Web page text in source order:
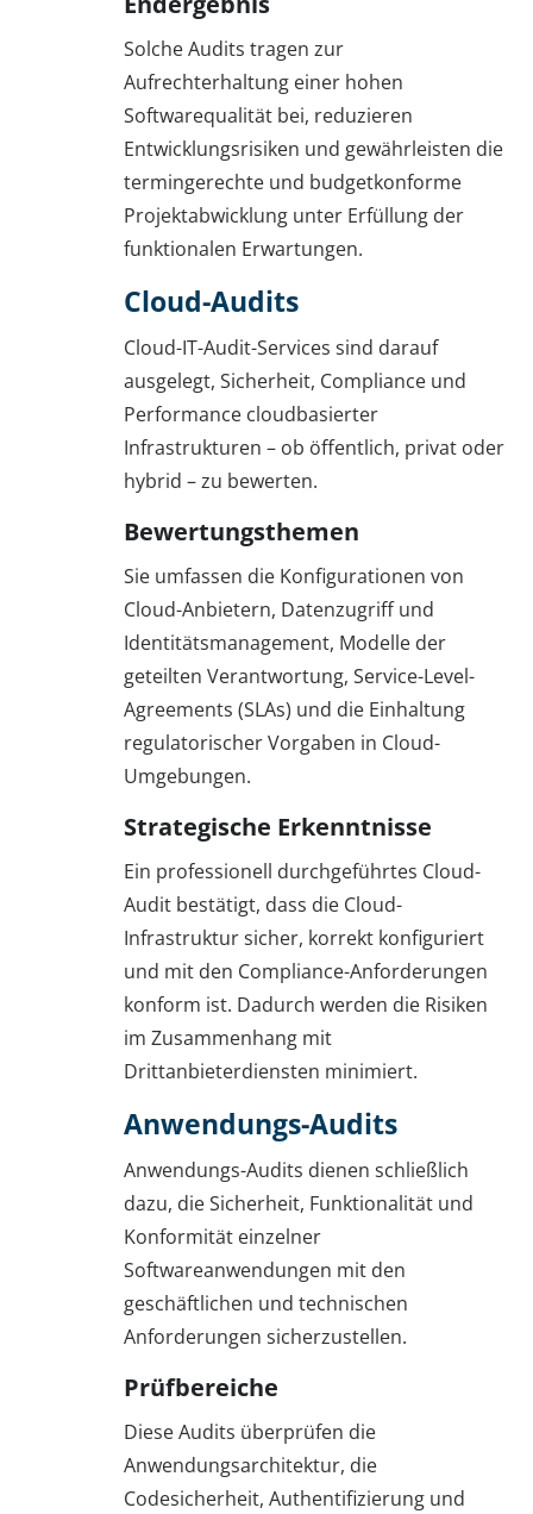
Solche Audits tragen zur
Aufrechterhaltung einer hohen
Softwarequalität bei, reduzieren
Entwicklungsrisiken und gewährleisten die
termingerechte und budgetkonforme
Projektabwicklung unter Erfüllung der
funktionalen Erwartungen.
Cloud-Audits
Cloud-IT-Audit-Services sind darauf
ausgelegt, Sicherheit, Compliance und
Performance cloudbasierter
Infrastrukturen – ob öffentlich, privat oder
hybrid – zu bewerten.
Bewertungsthemen
Sie umfassen die Konfigurationen von
Cloud-Anbietern, Datenzugriff und
Identitätsmanagement, Modelle der
geteilten Verantwortung, Service-Level-
Agreements (SLAs) und die Einhaltung
regulatorischer Vorgaben in Cloud-
Umgebungen.
Strategische Erkenntnisse
Ein professionell durchgeführtes Cloud-
Audit bestätigt, dass die Cloud-
Infrastruktur sicher, korrekt konfiguriert
und mit den Compliance-Anforderungen
konform ist. Dadurch werden die Risiken
im Zusammenhang mit
Drittanbieterdiensten minimiert.
Anwendungs-Audits
Anwendungs-Audits dienen schließlich
dazu, die Sicherheit, Funktionalität und
Konformität einzelner
Softwareanwendungen mit den
geschäftlichen und technischen
Anforderungen sicherzustellen.
Prüfbereiche
Diese Audits überprüfen die
Anwendungsarchitektur, die
Codesicherheit, Authentifizierung und